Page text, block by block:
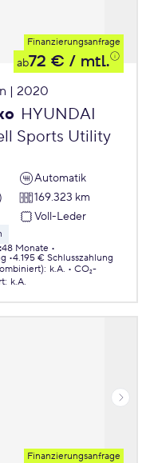
Finanzierungsanfrage
ab72 € / mtl.
| 2020
HYUNDAI
Sports Utility
Automatik
169.323 km
Voll-Leder
:48 Monate
4.195 € Schlusszahlung
: k.A.
CO₂-
: k.A.
Finanzierungsanfrage